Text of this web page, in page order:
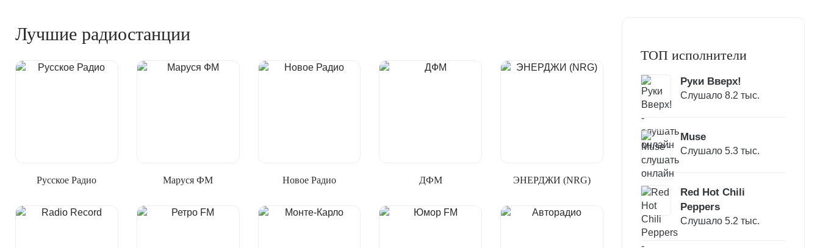
Лучшие радиостанции
Русское Радио Маруся ФМ Новое Радио ДФМ ЭНЕРДЖИ (NRG)
ТОП исполнители
Руки Вверх!
Слушало 8.2 тыс.
Muse
Слушало 5.3 тыс.
Red Hot Chili
Peppers
Слушало 5.2 тыс.